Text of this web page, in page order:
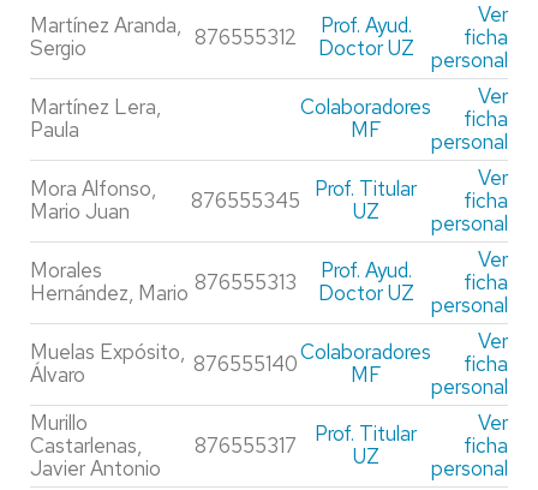
Martínez Aranda,
Sergio
876555312
Prof. Ayud.
Doctor UZ
Ver
ficha
personal
Martínez Lera,
Paula
Colaboradores
MF
Ver
ficha
personal
Mora Alfonso,
Mario Juan
876555345
Prof. Titular
UZ
Ver
ficha
personal
Morales
Hernández, Mario 876555313
Prof. Ayud.
Doctor UZ
Ver
ficha
personal
Muelas Expósito,
Álvaro
876555140Colaboradores
MF
Ver
ficha
personal
Murillo
Castarlenas,
Javier Antonio
876555317
Prof. Titular
UZ
Ver
ficha
personal